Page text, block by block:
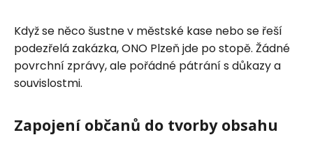
Když se něco šustne v městské kase nebo se řeší
podezřelá zakázka, ONO Plzeň jde po stopě. Žádné
povrchní zprávy, ale pořádné pátrání s důkazy a
souvislostmi.
Zapojení občanů do tvorby obsahu